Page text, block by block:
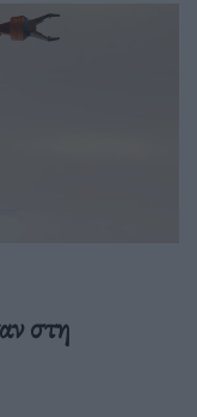
στη